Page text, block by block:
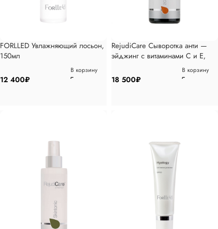
FORLLED Увлажняющий лосьон,
150мл
12 400₽
В корзину
RejudiCare Сыворотка анти —
эйджинг с витаминами C и E,
18 500₽
В корзину